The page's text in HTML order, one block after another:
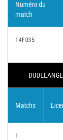
Numéro du
match
14F035
Matchs
1